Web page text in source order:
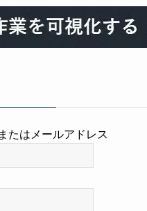
たはメールアドレス